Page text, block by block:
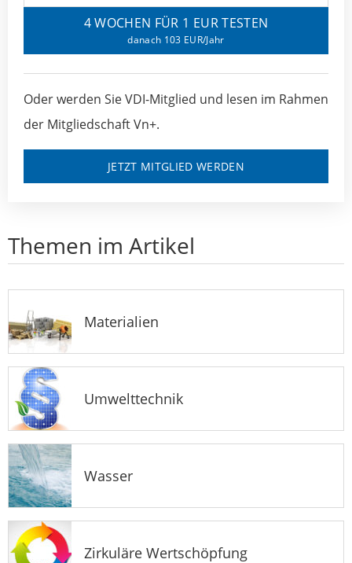
4 WOCHEN FÜR 1 EUR TESTEN
danach 103 EUR/Jahr
Oder werden Sie VDI-Mitglied und lesen im Rahmen
der Mitgliedschaft Vn+.
JETZT MITGLIED WERDEN
Themen im Artikel
Materialien
Umwelttechnik
Wasser
Zirkuläre Wertschöpfung